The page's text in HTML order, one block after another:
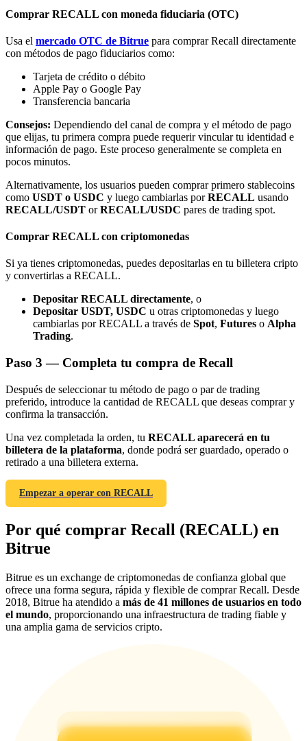
Afiliados de Bitrue
¡Hasta un 65% de comisiones!
Referencia
Invita a un amigo para recibir recompensas en efectivo
Deposit & Trade BTC to Share 25000 USDT prize pool!
Deposit CASHCAT & Win
Share 500000 CASHCAT prize pool
Comprar RECALL con moneda fiduciaria (OTC)
Usa el mercado OTC de Bitrue para comprar Recall directamente
con métodos de pago fiduciarios como:
Tarjeta de crédito o débito
Apple Pay o Google Pay
Transferencia bancaria
Consejos: Dependiendo del canal de compra y el método de pago
que elijas, tu primera compra puede requerir vincular tu identidad e
información de pago. Este proceso generalmente se completa en
pocos minutos.
Alternativamente, los usuarios pueden comprar primero stablecoins
como USDT o USDC y luego cambiarlas porRECALL usando
RECALL/USDT orRECALL/USDC pares de trading spot.
Comprar RECALL con criptomonedas
Si ya tienes criptomonedas, puedes depositarlas en tu billetera cripto
y convertirlas a RECALL.
Depositar RECALL directamente, o
Depositar USDT, USDC u otras criptomonedas y luego
cambiarlas por RECALL a través de Spot, Futures o Alpha
Trading.
Paso 3 — Completa tu compra de Recall
Después de seleccionar tu método de pago o par de trading
preferido, introduce la cantidad de RECALL que deseas comprar y
confirma la transacción.
Una vez completada la orden, tu RECALL aparecerá en tu
billetera de la plataforma, donde podrá ser guardado, operado o
retirado a una billetera externa.
Empezar a operar con RECALL
Por qué comprar Recall (RECALL) en
Bitrue
Bitrue es un exchange de criptomonedas de confianza global que
ofrece una forma segura, rápida y flexible de comprar Recall. Desde
2018, Bitrue ha atendido a más de 41 millones de usuarios en todo
el mundo, proporcionando una infraestructura de trading fiable y
una amplia gama de servicios cripto.